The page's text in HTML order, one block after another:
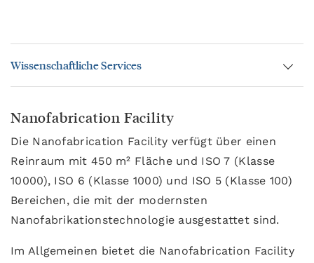
Wissenschaftliche Services
Nanofabrication Facility
Die Nanofabrication Facility verfügt über einen
Reinraum mit 450 m² Fläche und ISO 7 (Klasse
10000), ISO 6 (Klasse 1000) und ISO 5 (Klasse 100)
Bereichen, die mit der modernsten
Nanofabrikationstechnologie ausgestattet sind.
Im Allgemeinen bietet die Nanofabrication Facility